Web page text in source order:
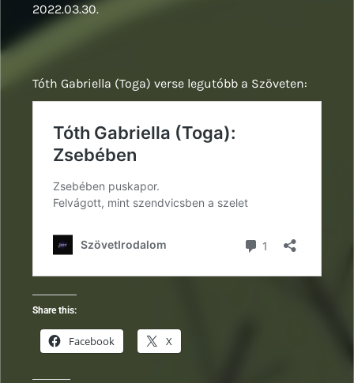
2022.03.30.
Tóth Gabriella (Toga) verse legutóbb a Szöveten:
Share this:
Facebook X